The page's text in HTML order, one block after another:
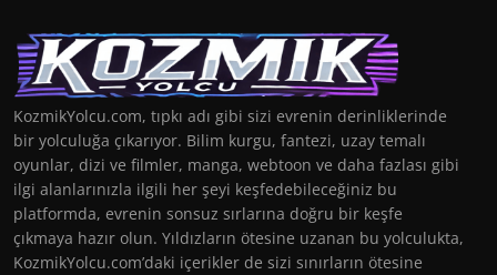
KozmikYolcu.com, tıpkı adı gibi sizi evrenin derinliklerinde
bir yolculuğa çıkarıyor. Bilim kurgu, fantezi, uzay temalı
oyunlar, dizi ve filmler, manga, webtoon ve daha fazlası gibi
ilgi alanlarınızla ilgili her şeyi keşfedebileceğiniz bu
platformda, evrenin sonsuz sırlarına doğru bir keşfe
çıkmaya hazır olun. Yıldızların ötesine uzanan bu yolculukta,
KozmikYolcu.com’daki içerikler de sizi sınırların ötesine